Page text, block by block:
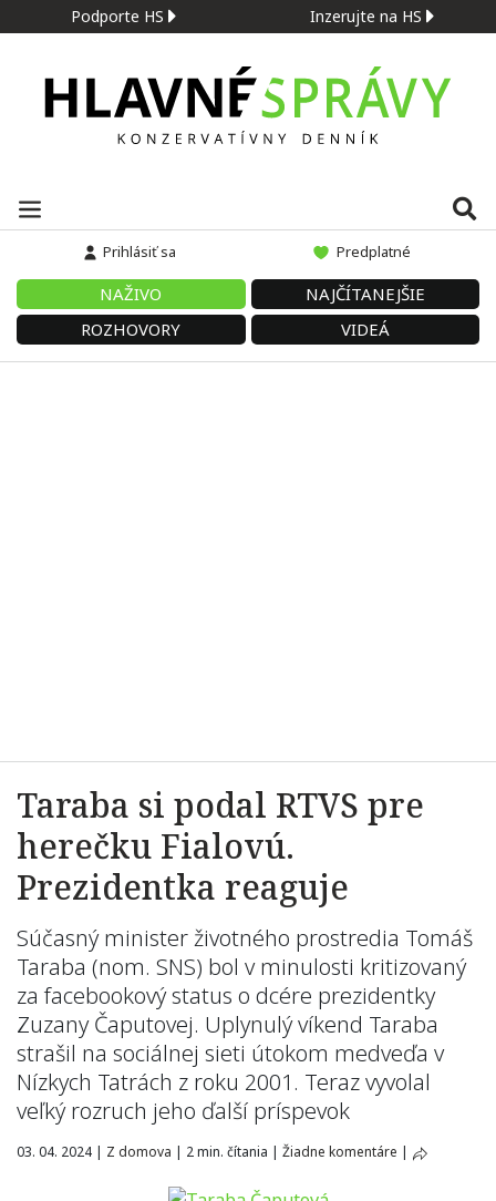
Podporte HS Inzerujte na HS
Prihlásiť sa Predplatné
NAŽIVO
NAJČÍTANEJŠIE
ROZHOVORY
VIDEÁ
Taraba si podal RTVS pre
herečku Fialovú.
Prezidentka reaguje
Súčasný minister životného prostredia Tomáš
Taraba (nom. SNS) bol v minulosti kritizovaný
za facebookový status o dcére prezidentky
Zuzany Čaputovej. Uplynulý víkend Taraba
strašil na sociálnej sieti útokom medveďa v
Nízkych Tatrách z roku 2001. Teraz vyvolal
veľký rozruch jeho ďalší príspevok
03. 04. 2024 | Z domova | 2 min. čítania | Žiadne komentáre |